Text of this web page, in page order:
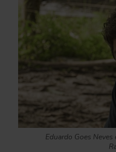
Eduardo Goes